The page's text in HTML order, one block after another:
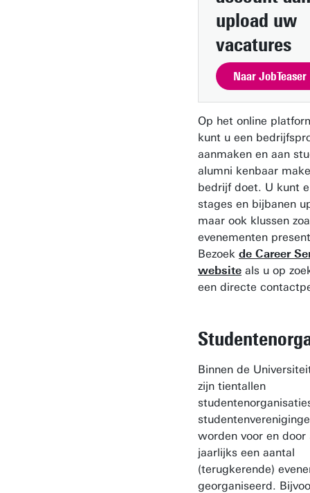
upload uw
vacatures
Naar JobTeaser
Op het online
kunt u een
aanmaken en aan
alumni kenbaar
bedrijf doet. U kunt
stages en bijbanen
maar ook klussen
evenementen
Bezoek de Career
website als u op
een directe
Binnen de
zijn tientallen
worden voor en door
jaarlijks een aantal
(terugkerende)
georganiseerd.